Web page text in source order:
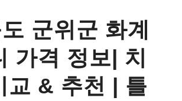
군위군 화계
가격 정보| 치
교 & 추천 | 틀